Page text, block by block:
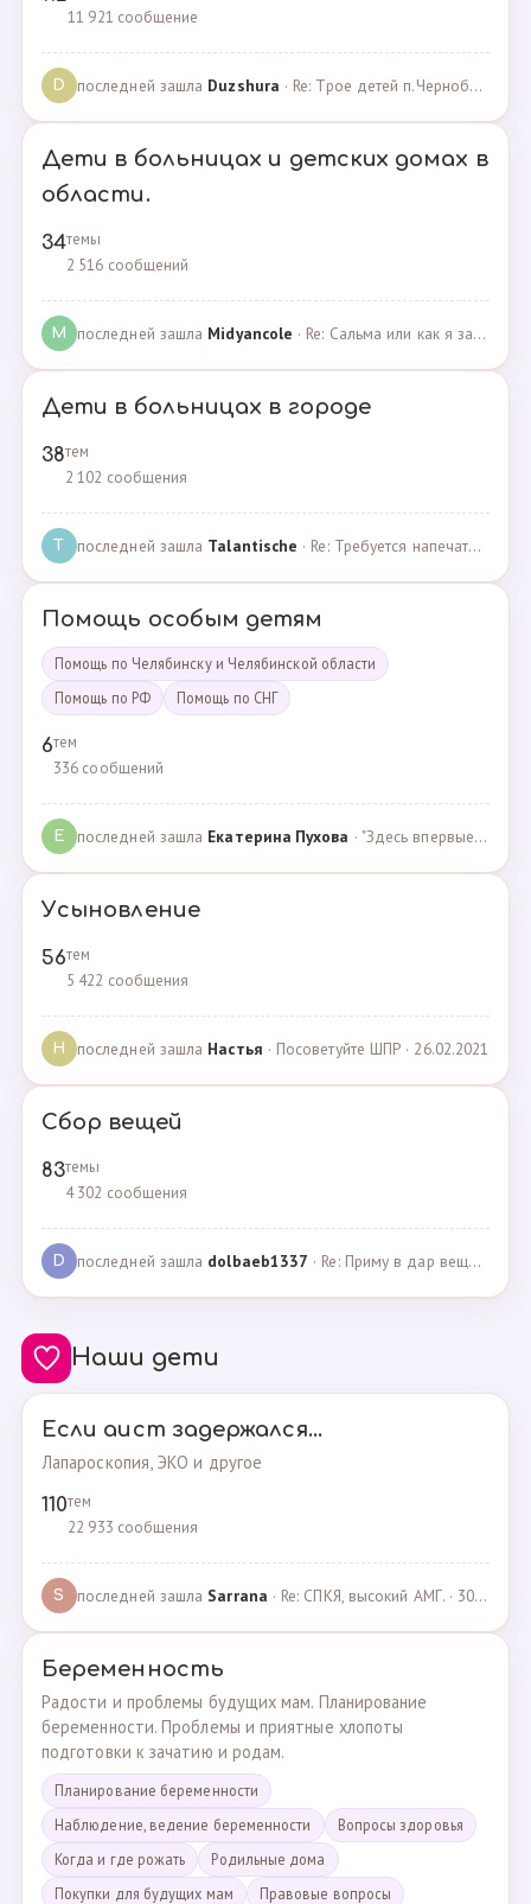
11 921 сообщение
D последней зашла Duzshura · Re: Трое детей п.Черноборский Чесменский район. · 27.06.2024
Дети в больницах и детских домах в
области.
34темы
2 516 сообщений
M последней зашла Midyancole · Re: Сальма или как я захотела помочь взросым сиротам · 16.12.2019
Дети в больницах в городе
38тем
2 102 сообщения
T последней зашла Talantische · Re: Требуется напечатать бейджики · 09.02.2024
Помощь особым детям
Помощь по Челябинску и Челябинской области
Помощь по РФ
Помощь по СНГ
6тем
336 сообщений
Е последней зашла Екатерина Пухова · "Здесь впервые поверили в моего сына и подарили над… · 09.09.2019
Усыновление
56тем
5 422 сообщения
Н последней зашла Настья · Посоветуйте ШПР · 26.02.2021
Сбор вещей
83темы
4 302 сообщения
D последней зашла dolbaeb1337 · Re: Приму в дар вещи на новорождённую девочку · 13.12.2024
Наши дети
Если аист задержался...
Лапароскопия, ЭКО и другое
110тем
22 933 сообщения
S последней зашла Sarrana · Re: СПКЯ, высокий АМГ. · 30.04.2025
Беременность
Радости и проблемы будущих мам. Планирование
беременности. Проблемы и приятные хлопоты
подготовки к зачатию и родам.
Планирование беременности
Наблюдение, ведение беременности
Вопросы здоровья
Когда и где рожать
Родильные дома
Покупки для будущих мам
Правовые вопросы